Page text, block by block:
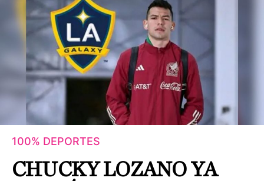
100% DEPORTES
CHUCKY LOZANO YA